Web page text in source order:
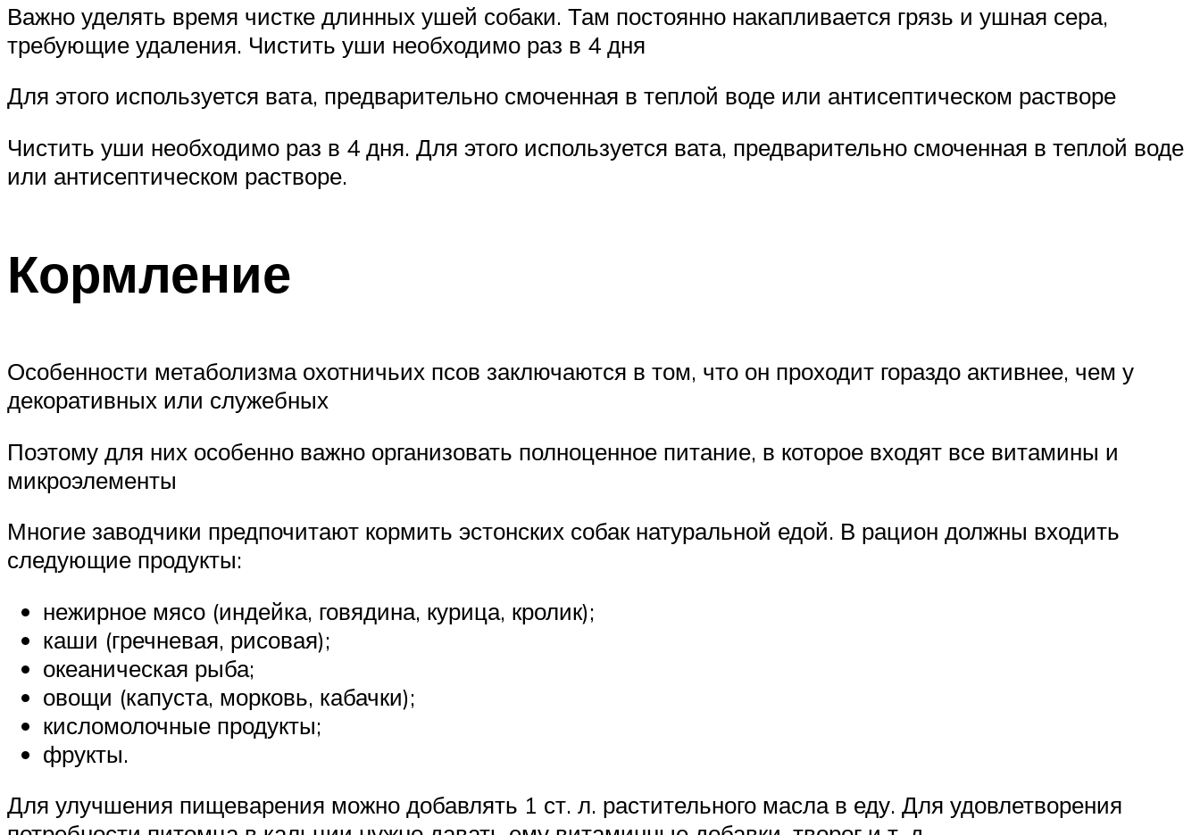
Важно уделять время чистке длинных ушей собаки. Там постоянно накапливается грязь и ушная сера,
требующие удаления. Чистить уши необходимо раз в 4 дня
Для этого используется вата, предварительно смоченная в теплой воде или антисептическом растворе
Чистить уши необходимо раз в 4 дня. Для этого используется вата, предварительно смоченная в теплой воде
или антисептическом растворе.
Кормление
Особенности метаболизма охотничьих псов заключаются в том, что он проходит гораздо активнее, чем у
декоративных или служебных
Поэтому для них особенно важно организовать полноценное питание, в которое входят все витамины и
микроэлементы
Многие заводчики предпочитают кормить эстонских собак натуральной едой. В рацион должны входить
следующие продукты:
нежирное мясо (индейка, говядина, курица, кролик);
каши (гречневая, рисовая);
океаническая рыба;
овощи (капуста, морковь, кабачки);
кисломолочные продукты;
фрукты.
Для улучшения пищеварения можно добавлять 1 ст. л. растительного масла в еду. Для удовлетворения